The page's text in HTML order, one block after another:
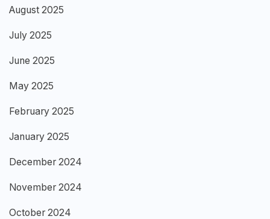
August 2025
July 2025
June 2025
May 2025
February 2025
January 2025
December 2024
November 2024
October 2024